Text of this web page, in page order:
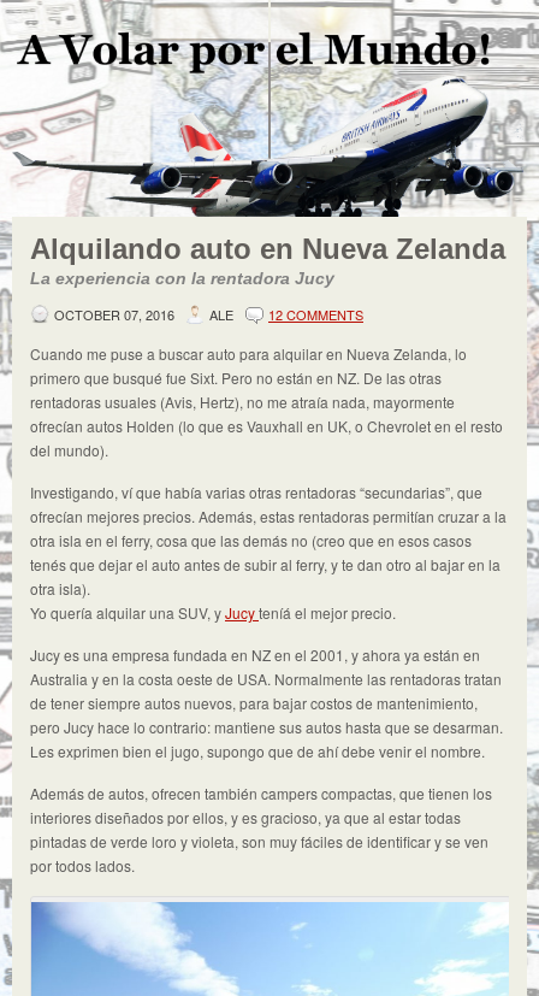
Alquilando auto en Nueva Zelanda
La experiencia con la rentadora Jucy
OCTOBER 07, 2016
ALE 12 COMMENTS
Cuando me puse a buscar auto para alquilar en Nueva Zelanda, lo
primero que busqué fue Sixt. Pero no están en NZ. De las otras
rentadoras usuales (Avis, Hertz), no me atraía nada, mayormente
ofrecían autos Holden (lo que es Vauxhall en UK, o Chevrolet en el resto
del mundo).
Investigando, ví que había varias otras rentadoras “secundarias”, que
ofrecían mejores precios. Además, estas rentadoras permitían cruzar a la
otra isla en el ferry, cosa que las demás no (creo que en esos casos
tenés que dejar el auto antes de subir al ferry, y te dan otro al bajar en la
otra isla).
Yo quería alquilar una SUV, yJucyteníá el mejor precio.
Jucy es una empresa fundada en NZ en el 2001, y ahora ya están en
Australia y en la costa oeste de USA. Normalmente las rentadoras tratan
de tener siempre autos nuevos, para bajar costos de mantenimiento,
pero Jucy hace lo contrario: mantiene sus autos hasta que se desarman.
Les exprimen bien el jugo, supongo que de ahí debe venir el nombre.
Además de autos, ofrecen también campers compactas, que tienen los
interiores diseñados por ellos, y es gracioso, ya que al estar todas
pintadas de verde loro y violeta, son muy fáciles de identificar y se ven
por todos lados.